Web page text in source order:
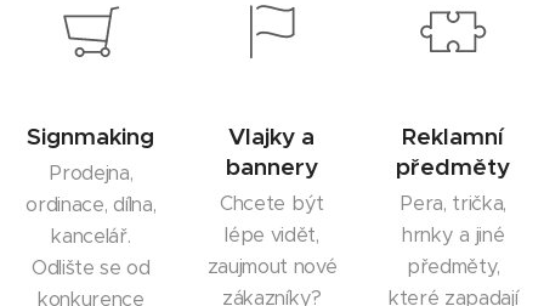
Signmaking
Prodejna,
ordinace, dílna,
kancelář.
Odlište se od
konkurence
Vlajky a
bannery
Chcete být
lépe vidět,
zaujmout nové
zákazníky?
Reklamní
předměty
Pera, trička,
hrnky a jiné
předměty,
které zapadají